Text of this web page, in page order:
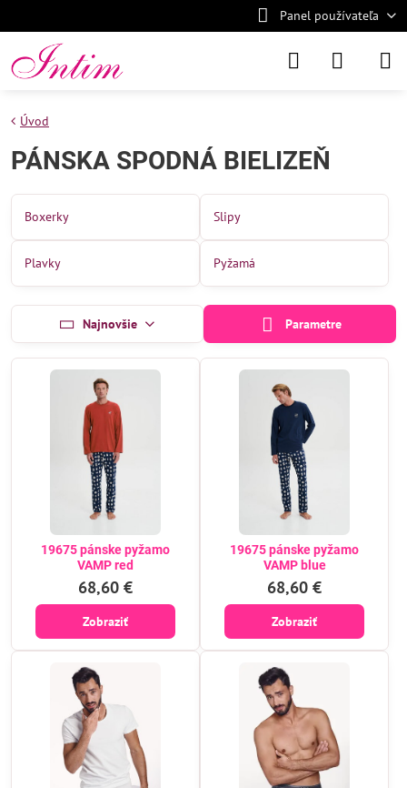
Panel používateľa
Úvod
PÁNSKA SPODNÁ BIELIZEŇ
Boxerky Slipy
Plavky Pyžamá
Najnovšie Parametre
19675 pánske pyžamo
VAMP red
68,60 €
Zobraziť
19675 pánske pyžamo
VAMP blue
68,60 €
Zobraziť